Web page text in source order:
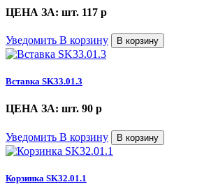
ЦЕНА ЗА: шт. 117 p
Уведомить В корзину В корзину
Вставка SK33.01.3
ЦЕНА ЗА: шт. 90 p
Уведомить В корзину В корзину
Корзинка SK32.01.1